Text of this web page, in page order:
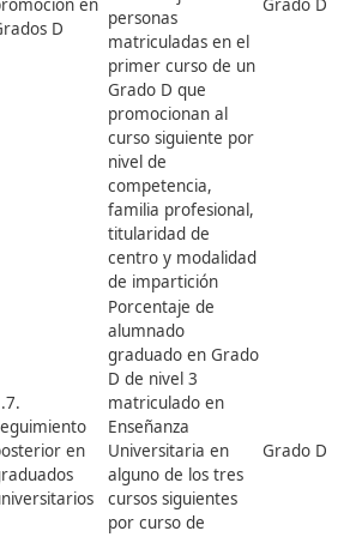
familia profesional
y nivel de
competencia
1.5. Tasa de
abandono en
el sistema de
formación
profesional
Porcentaje de
alumnado
matriculado en
Grado D que
abandona la
formación en los
dos meses
posteriores al inicio
por sexo, edad,
nacionalidad y
titularidad de
centro
Porcentaje de
personas
matriculadas en el